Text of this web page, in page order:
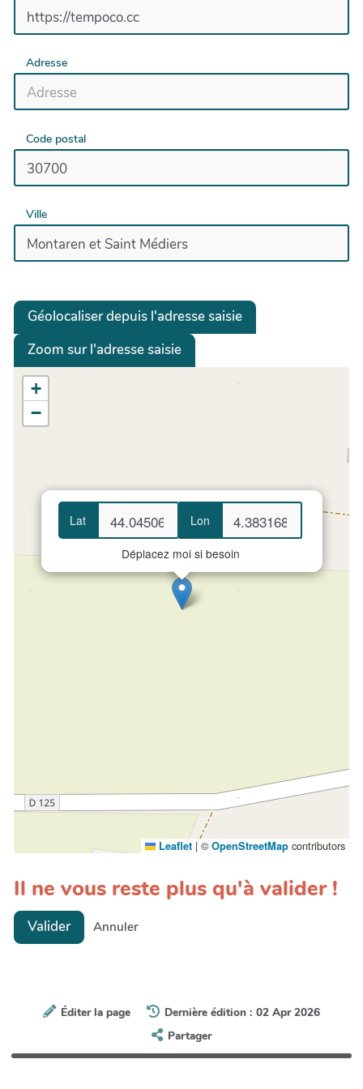
Adresse
Code postal
Ville
Géolocaliser depuis l'adresse saisie
Zoom sur l'adresse saisie
Lat Lon
Déplacez moi si besoin
+
−
Leaflet |© OpenStreetMap contributors
Il ne vous reste plus qu'à valider !
Valider Annuler
Éditer la page
Dernière édition : 02 Apr 2026
Partager